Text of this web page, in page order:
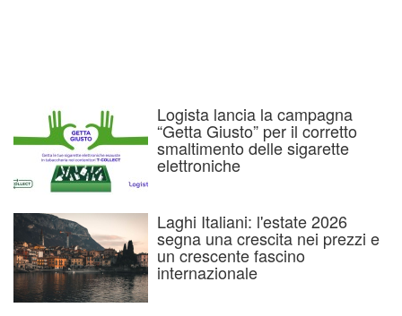
Logista lancia la campagna
“Getta Giusto” per il corretto
smaltimento delle sigarette
elettroniche
Laghi Italiani: l'estate 2026
segna una crescita nei prezzi e
un crescente fascino
internazionale